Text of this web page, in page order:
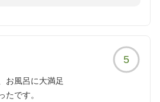
更に際し、お食事時間や送迎につ
ようで何よりでございます。安心
ことを嬉しく思います。
お楽しみいただき、「とても素敵
5
お風呂に大満足
たです。